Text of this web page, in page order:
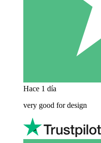
Hace 1 día
very good for design